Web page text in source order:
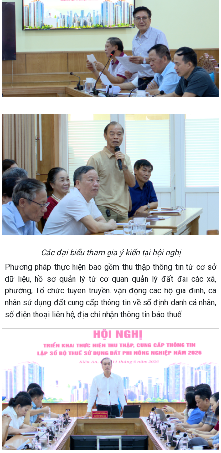
Các đại biểu tham gia ý kiến tại hội nghị
Phương pháp thực hiện bao gồm thu thập thông tin từ cơ sở
dữ liệu, hồ sơ quản lý từ cơ quan quản lý đất đai các xã,
phường; Tổ chức tuyên truyền, vận động các hộ gia đình, cá
nhân sử dụng đất cung cấp thông tin về số định danh cá nhân,
số điện thoại liên hệ, địa chỉ nhận thông tin báo thuế.